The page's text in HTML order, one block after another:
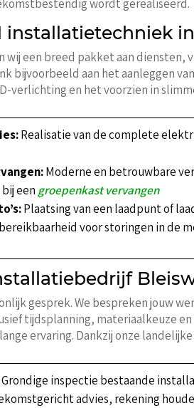
wordt gerealiseerd.
installatietechniek
een breed pakket aan
bijvoorbeeld aan het aanleggen
verlichting en het voorzien in
Realisatie van de complete
Moderne en betrouwbare
een groepenkast vervangen
Plaatsing van een laadpunt of
voor storingen in de
gesprek. We bespreken jouw
tijdsplanning, materiaalkeuze
ervaring. Dankzij onze
Grondige inspectie bestaande
advies, rekening